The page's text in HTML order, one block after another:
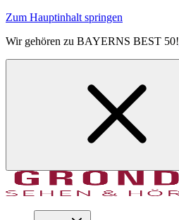
Zum Hauptinhalt springen
Wir gehören zu BAYERNS BEST 50!